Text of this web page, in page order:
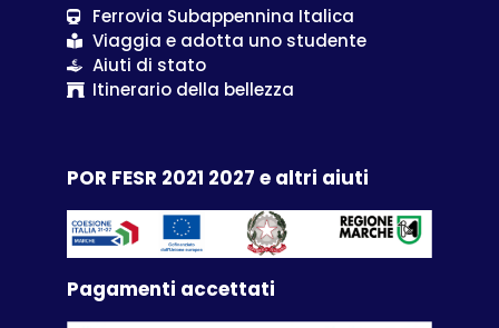
Ferrovia Subappennina Italica
Viaggia e adotta uno studente
Aiuti di stato
Itinerario della bellezza
POR FESR 2021 2027 e altri aiuti
Pagamenti accettati